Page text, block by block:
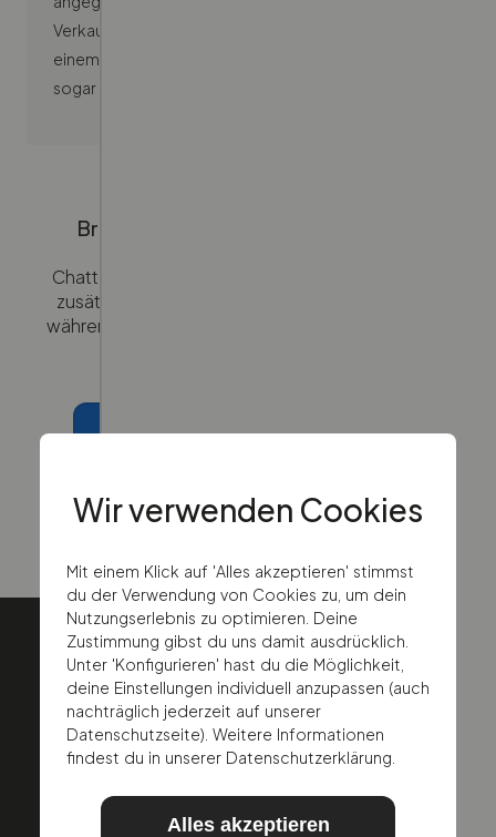
Verkauf nicht offengelegt werden, kann dies zu
einem reduzierten Angebot des Händlers oder
sogar zur Stornierung führen.
Brauchst du weitere Unterstützung?
Chatte rund um die Uhr mit uns – und wenn du
zusätzliche Hilfe benötigst, verbinden wir dich
während der Geschäftszeiten mit dem richtigen
Schreibe uns eine E-Mail
Rufe uns an
Wir verwenden Cookies
Mit einem Klick auf 'Alles akzeptieren' stimmst
du der Verwendung von Cookies zu, um dein
Nutzungserlebnis zu optimieren. Deine
Zustimmung gibst du uns damit ausdrücklich.
Unter 'Konfigurieren' hast du die Möglichkeit,
deine Einstellungen individuell anzupassen (auch
nachträglich jederzeit auf unserer
Datenschutzseite). Weitere Informationen
findest du in unserer Datenschutzerklärung.
Alles akzeptieren